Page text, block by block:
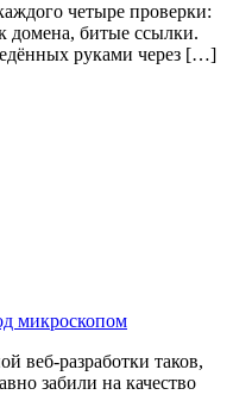
четыре проверки:
домена, битые ссылки.
руками через […]
микроскопом
веб-разработки таков,
забили на качество